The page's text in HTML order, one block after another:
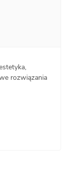
rozwiązania